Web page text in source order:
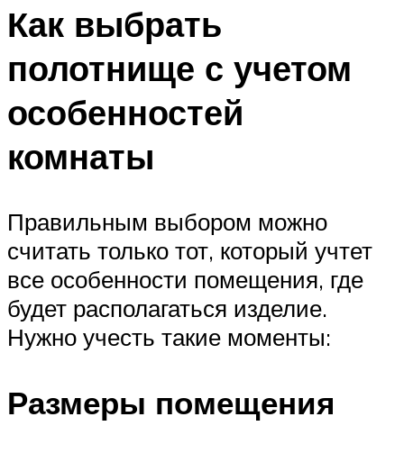
Как выбрать
полотнище с учетом
особенностей
комнаты
Правильным выбором можно
считать только тот, который учтет
все особенности помещения, где
будет располагаться изделие.
Нужно учесть такие моменты:
Размеры помещения